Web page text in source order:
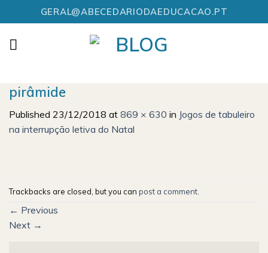
to
content
GERAL@ABECEDARIODAEDUCACAO.PT
pirâmide
Published 23/12/2018 at 869 × 630 in Jogos de tabuleiro
na interrupção letiva do Natal
Trackbacks are closed, but you can post a comment
← Previous
Next →